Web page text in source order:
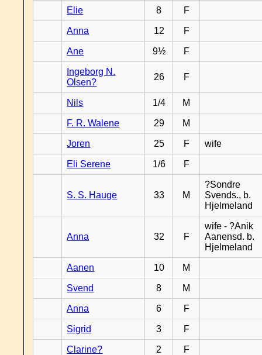
Elie 8 F
Anna 12 F
Ane 9½ F
Ingeborg N.
Olsen?
26 F
Nils 1/4 M
F. R. Walene 29 M
Joren 25 F wife
Eli Serene 1/6 F
S. S. Hauge 33 M
?Sondre
Svends., b.
Hjelmeland
Anna 32 F
wife - ?Anik
Aanensd. b.
Hjelmeland
Aanen 10 M
Svend 8 M
Anna 6 F
Sigrid 3 F
Clarine? 2 F